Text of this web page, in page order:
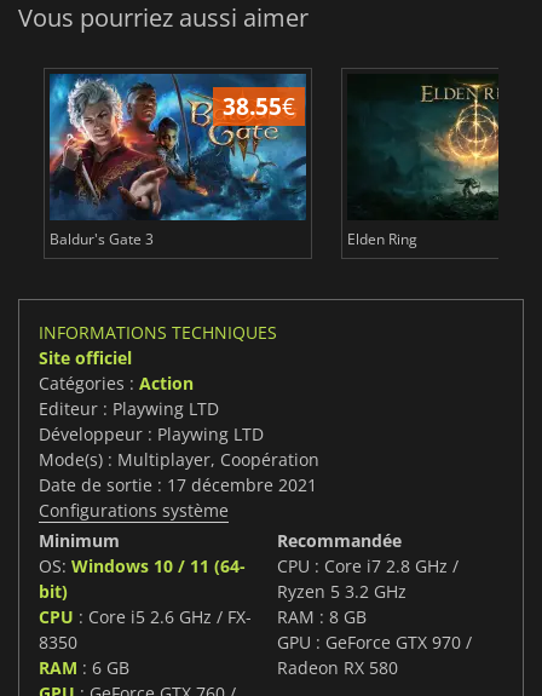
Vous pourriez aussi aimer
38.55€
Baldur's Gate 3 Elden Ring
INFORMATIONS TECHNIQUES
Site officiel
Catégories : Action
Editeur : Playwing LTD
Développeur : Playwing LTD
Mode(s) : Multiplayer, Coopération
Date de sortie : 17 décembre 2021
Configurations système
Minimum
OS: Windows 10 / 11 (64-
bit)
CPU : Core i5 2.6 GHz / FX-
8350
RAM : 6 GB
Recommandée
CPU : Core i7 2.8 GHz /
Ryzen 5 3.2 GHz
RAM : 8 GB
GPU : GeForce GTX 970 /
Radeon RX 580